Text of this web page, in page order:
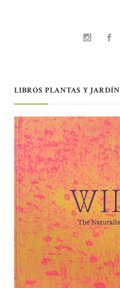
LIBROS PLANTAS Y JARDÍN